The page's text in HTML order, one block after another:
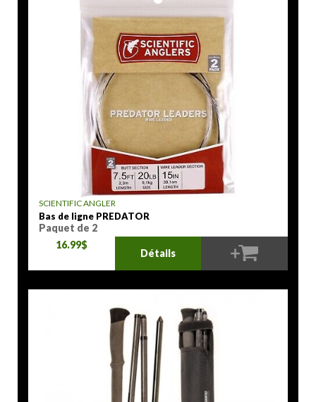
SCIENTIFIC ANGLER
Bas de ligne PREDATOR
Paquet de 2
16.99$
Détails